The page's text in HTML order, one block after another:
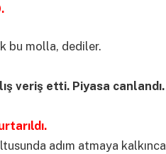
bu molla, dediler.
veriş etti. Piyasa canlandı.
adım atmaya kalkınca